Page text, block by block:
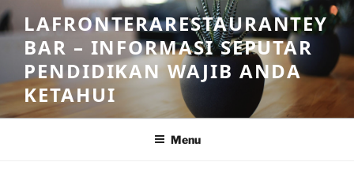
Skip
to
content
LAFRONTERARESTAURANTEY
BAR – INFORMASI SEPUTAR
PENDIDIKAN WAJIB ANDA
KETAHUI
Menu